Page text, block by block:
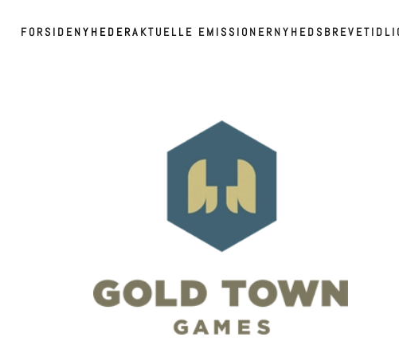
FORSIDENYHEDERAKTUELLE EMISSIONERNYHEDSBREVE